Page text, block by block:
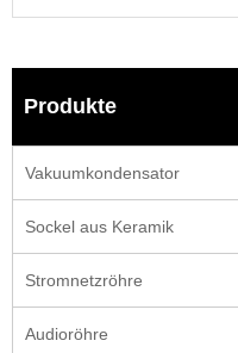
Produkte
Vakuumkondensator
Sockel aus Keramik
Stromnetzröhre
Audioröhre